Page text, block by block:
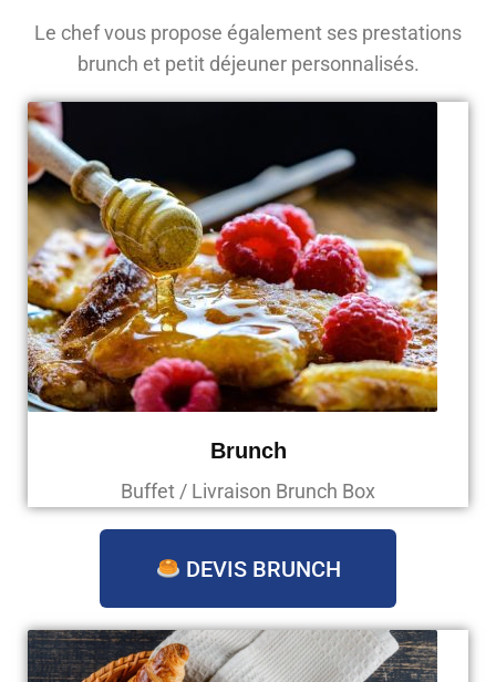
Le chef vous propose également ses prestations
brunch et petit déjeuner personnalisés.
Brunch
Buffet / Livraison Brunch Box
DEVIS BRUNCH